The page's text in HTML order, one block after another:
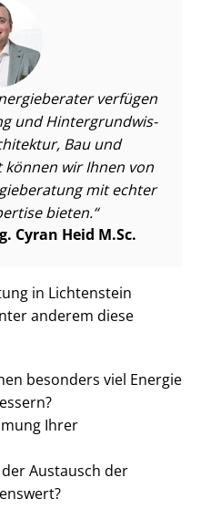
verfügen
und Hin­ter­grund­wis­
Bau und
können wir Ihnen von
mit echter
bieten.
Cyran Heid M.Sc.
in Lichtenstein
anderem diese
besonders viel Energie
Ihrer
Austausch der